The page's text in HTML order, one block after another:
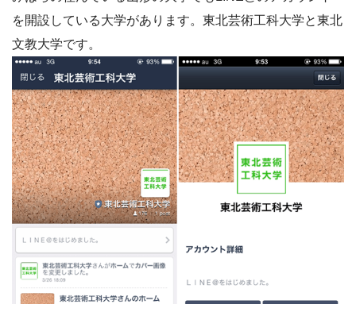
を開設している大学があります。東北芸術工科大学と東北
文教大学です。